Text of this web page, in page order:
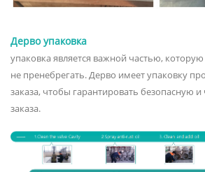
Дерво упаковка
упаковка является важной частью,
не пренебрегать. Дерво имеет упаковку
заказа, чтобы гарантировать безопасную и
заказа.